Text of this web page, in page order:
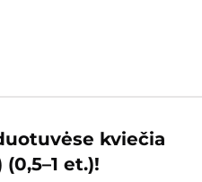
kviečia
et.)!